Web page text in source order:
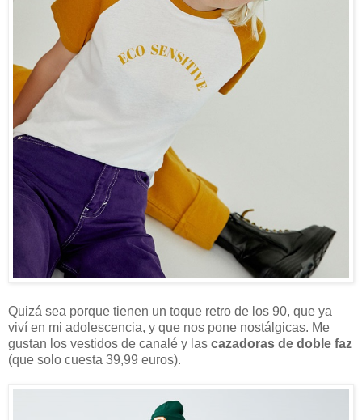
Quizá sea porque tienen un toque retro de los 90, que ya
viví en mi adolescencia, y que nos pone nostálgicas. Me
gustan los vestidos de canalé y las cazadoras de doble faz
(que solo cuesta 39,99 euros).